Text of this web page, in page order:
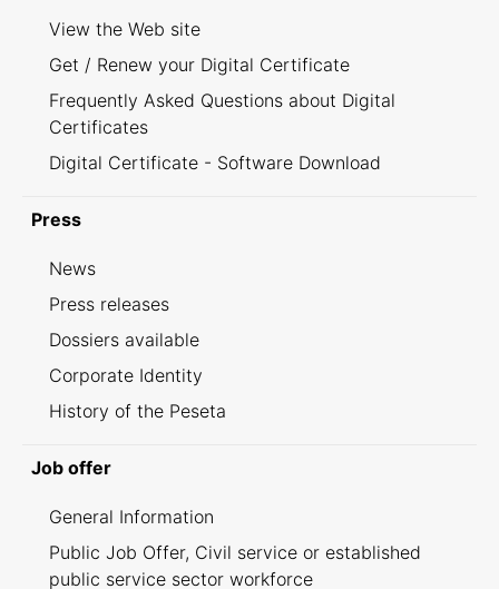
View the Web site
Get / Renew your Digital Certificate
Frequently Asked Questions about Digital
Certificates
Digital Certificate - Software Download
Press
News
Press releases
Dossiers available
Corporate Identity
History of the Peseta
Job offer
General Information
Public Job Offer, Civil service or established
public service sector workforce